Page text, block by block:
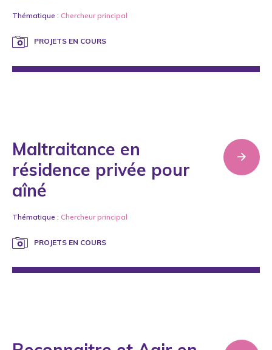
Thématique : Chercheur principal
PROJETS EN COURS
Maltraitance en
résidence privée pour
aîné
Thématique : Chercheur principal
PROJETS EN COURS